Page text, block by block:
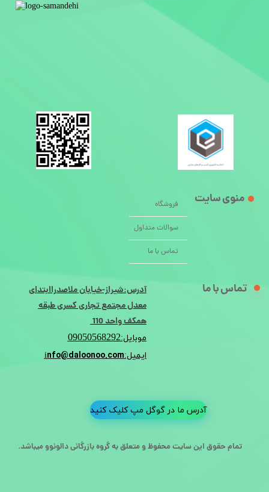
تمام حقوق این سایت محفوظ و متعلق به گروه بازرگانی دالونوو میباشد.
فروشگاه
سوالات متداول
تماس با ما
منوی سایت
تماس با ما
آدرس:شیراز-خیابان ملاصدراابتدای
معدل مجتمع تجاری کسری طبقه
همکف واحد 110
موبایل:09050568292
ایمیل:info@daloonoo.com
آدرس ما در گوگل مپ کلیک کنید